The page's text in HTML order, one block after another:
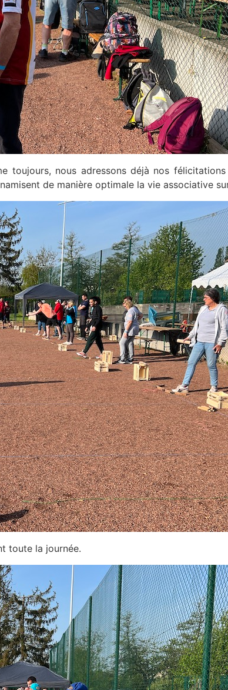
toujours, nous adressons déjà nos
de manière optimale la vie associative
toute la journée.